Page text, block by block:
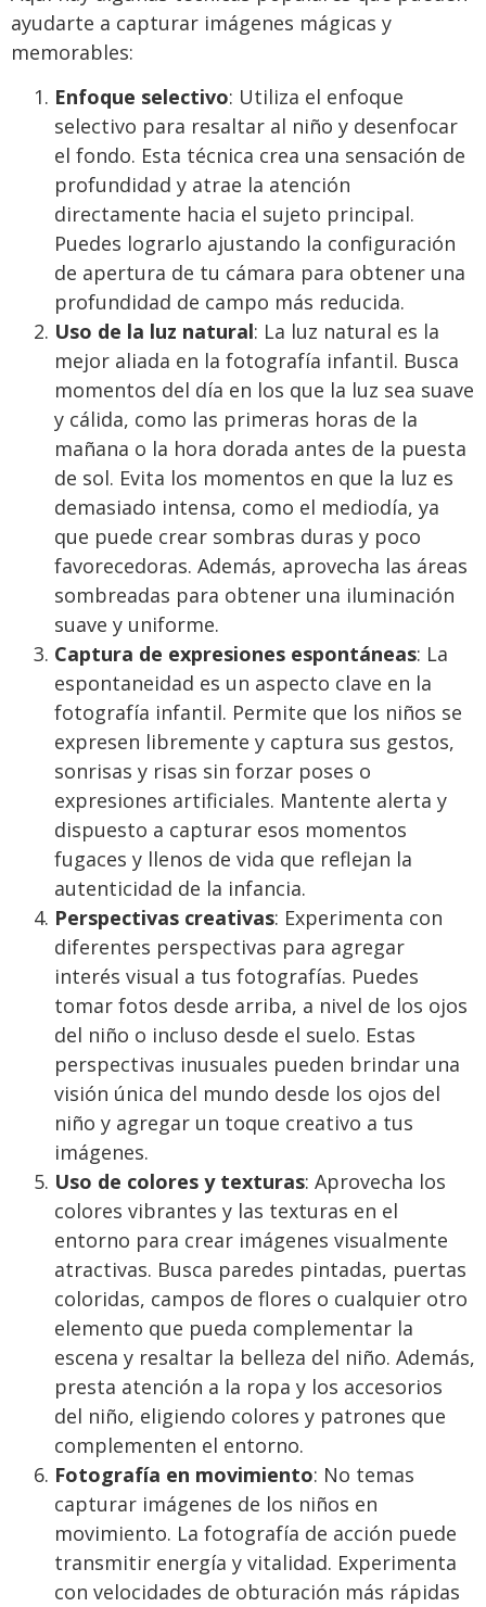
ayudarte a capturar imágenes mágicas y
memorables:
Enfoque selectivo: Utiliza el enfoque
selectivo para resaltar al niño y desenfocar
el fondo. Esta técnica crea una sensación de
profundidad y atrae la atención
directamente hacia el sujeto principal.
Puedes lograrlo ajustando la configuración
de apertura de tu cámara para obtener una
profundidad de campo más reducida.
Uso de la luz natural: La luz natural es la
mejor aliada en la fotografía infantil. Busca
momentos del día en los que la luz sea suave
y cálida, como las primeras horas de la
mañana o la hora dorada antes de la puesta
de sol. Evita los momentos en que la luz es
demasiado intensa, como el mediodía, ya
que puede crear sombras duras y poco
favorecedoras. Además, aprovecha las áreas
sombreadas para obtener una iluminación
suave y uniforme.
Captura de expresiones espontáneas: La
espontaneidad es un aspecto clave en la
fotografía infantil. Permite que los niños se
expresen libremente y captura sus gestos,
sonrisas y risas sin forzar poses o
expresiones artificiales. Mantente alerta y
dispuesto a capturar esos momentos
fugaces y llenos de vida que reflejan la
autenticidad de la infancia.
Perspectivas creativas: Experimenta con
diferentes perspectivas para agregar
interés visual a tus fotografías. Puedes
tomar fotos desde arriba, a nivel de los ojos
del niño o incluso desde el suelo. Estas
perspectivas inusuales pueden brindar una
visión única del mundo desde los ojos del
niño y agregar un toque creativo a tus
imágenes.
Uso de colores y texturas: Aprovecha los
colores vibrantes y las texturas en el
entorno para crear imágenes visualmente
atractivas. Busca paredes pintadas, puertas
coloridas, campos de flores o cualquier otro
elemento que pueda complementar la
escena y resaltar la belleza del niño. Además,
presta atención a la ropa y los accesorios
del niño, eligiendo colores y patrones que
complementen el entorno.
Fotografía en movimiento: No temas
capturar imágenes de los niños en
movimiento. La fotografía de acción puede
transmitir energía y vitalidad. Experimenta
con velocidades de obturación más rápidas